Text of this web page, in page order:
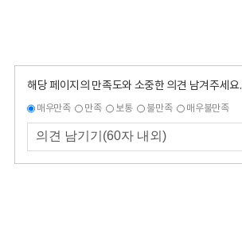
해당 페이지의 만족도와 소중한 의견 남겨주세요.
매우만족 만족 보통 불만족 매우불만족